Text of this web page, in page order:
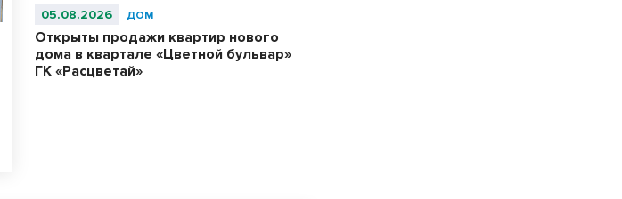
05.08.2026 ДОМ
Открыты продажи квартир нового
дома в квартале «Цветной бульвар»
ГК «Расцветай»